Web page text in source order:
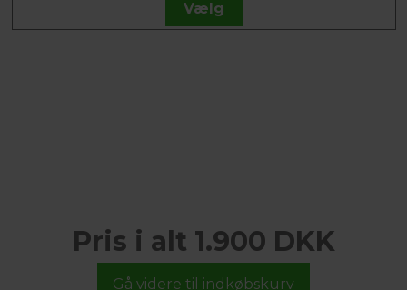
Vælg
Pris i alt 1.900 DKK